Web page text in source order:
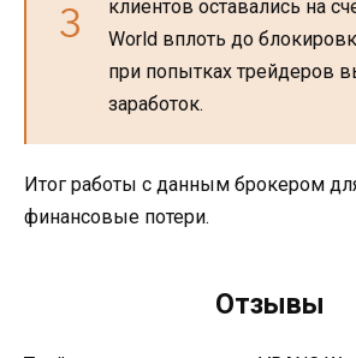
клиентов оставались на
World вплоть до
при попытках трейдеров
заработок.
Итог работы с данным брокером
финансовые потери.
Отзывы